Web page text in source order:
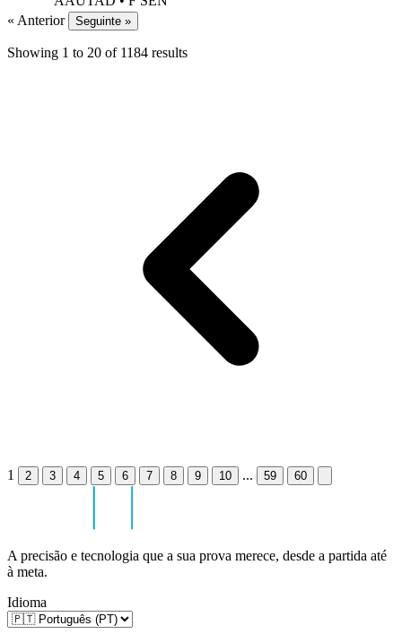
« Anterior
Seguinte »
Showing 1 to 20 of 1184 results
1 2 3 4 5 6 7 8 9 10 ... 59 60
A precisão e tecnologia que a sua prova merece, desde a partida até
à meta.
Idioma